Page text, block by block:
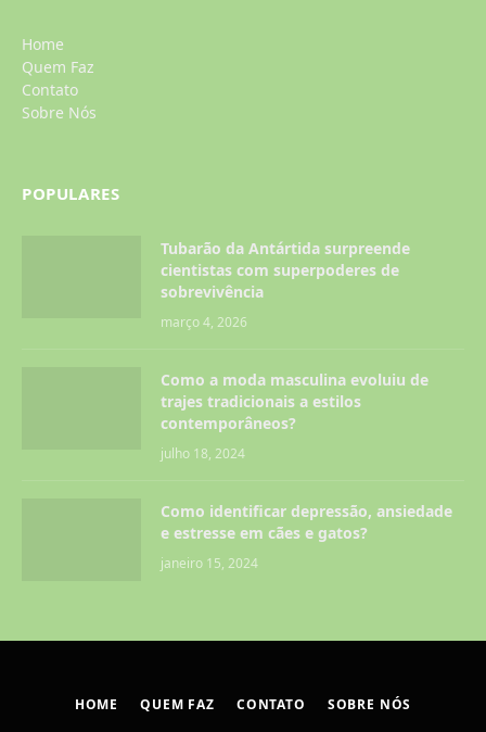
Home
Quem Faz
Contato
Sobre Nós
POPULARES
Tubarão da Antártida surpreende
cientistas com superpoderes de
sobrevivência
março 4, 2026
Como a moda masculina evoluiu de
trajes tradicionais a estilos
contemporâneos?
julho 18, 2024
Como identificar depressão, ansiedade
e estresse em cães e gatos?
janeiro 15, 2024
HOME QUEM FAZ CONTATO SOBRE NÓS